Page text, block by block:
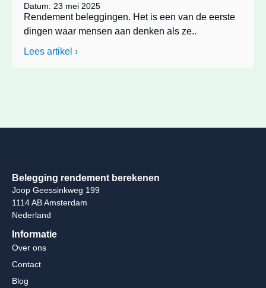
Datum: 23 mei 2025
Rendement beleggingen. Het is een van de eerste
dingen waar mensen aan denken als ze..
Lees artikel ›
Belegging rendement berekenen
Joop Geessinkweg 199
1114 AB Amsterdam
Nederland
Informatie
Over ons
Contact
Blog